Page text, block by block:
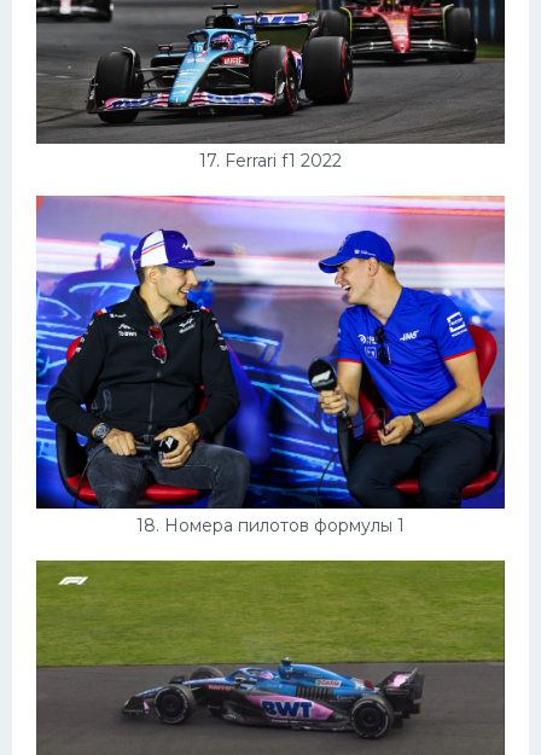
17. Ferrari f1 2022
18. Номера пилотов формулы 1